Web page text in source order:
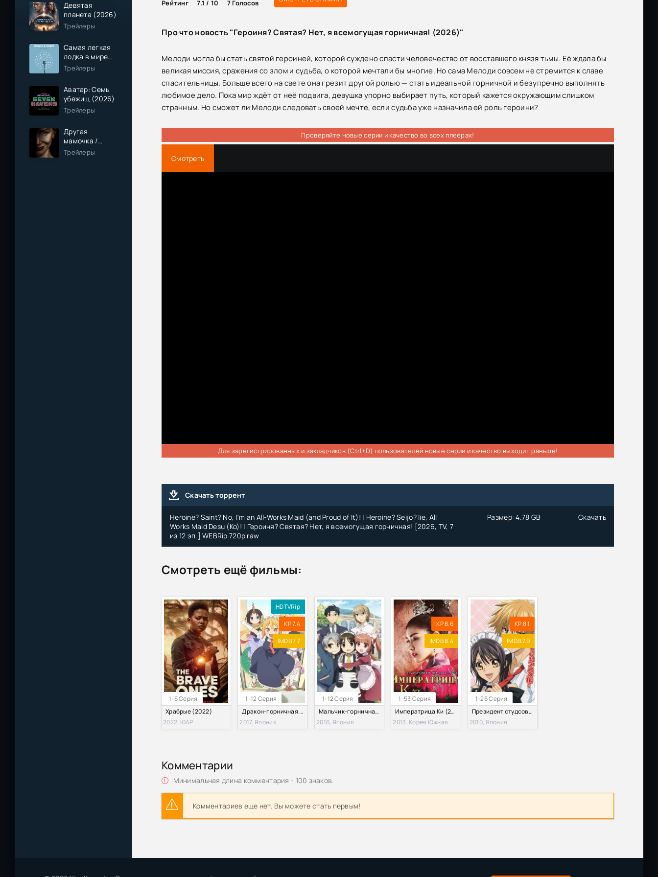
Девятая
планета (2026)
Трейлеры
Самая легкая
лодка в мире
(2026)
Трейлеры
Аватар: Семь
убежищ (2026)
Трейлеры
Другая
мамочка /
Чужая мама
(2026)
Трейлеры
Рейтинг
7.1 / 10 7 Голосов
Про что новость "Героиня? Святая? Нет, я всемогущая горничная! (2026)"
Мелоди могла бы стать святой героиней, которой суждено спасти человечество от восставшего князя тьмы. Её ждала бы
великая миссия, сражения со злом и судьба, о которой мечтали бы многие. Но сама Мелоди совсем не стремится к славе
спасительницы. Больше всего на свете она грезит другой ролью — стать идеальной горничной и безупречно выполнять
любимое дело. Пока мир ждёт от неё подвига, девушка упорно выбирает путь, который кажется окружающим слишком
странным. Но сможет ли Мелоди следовать своей мечте, если судьба уже назначила ей роль героини?
Проверяйте новые серии и качество во всех плеерах!
Смотреть
Для зарегистрированных и закладчиков (Ctrl+D) пользователей новые серии и качество выходит раньше!
Скачать торрент
Heroine? Saint? No, I'm an All-Works Maid (and Proud of It)! | Heroine? Seijo? Iie, All
Works Maid Desu (Ko)! | Героиня? Святая? Нет, я всемогущая горничная! [2026, TV, 7
из 12 эп.] WEBRip 720p raw
Размер: 4.78 GB Скачать
Смотреть ещё фильмы:
1-6 Серия
Храбрые (2022)
2022, ЮАР
1-12 Серия
HDTVRip
KP 7.4
IMDB 7.7
Дракон-горничная Кобаяши / Служанка-дракон госпожи Кобаящи (2017)
2017, Япония
1-12 Серия
Мальчик-горничная (2016)
2016, Япония
1-53 Серия
KP 8.6
IMDB 8.4
Императрица Ки (2013)
2013, Корея Южная
1-26 Серия
KP 8.1
IMDB 7.9
Президент студсовета - горничная! (2010)
2010, Япония
Комментарии
Минимальная длина комментария - 100 знаков.
Комментариев еще нет. Вы можете стать первым!